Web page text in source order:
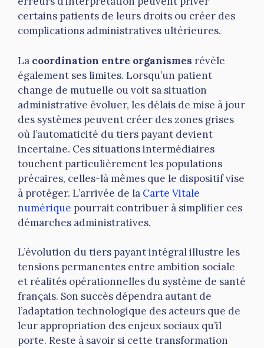
certains patients de leurs droits ou créer des
complications administratives ultérieures.
La coordination entre organismes révèle
également ses limites. Lorsqu’un patient
change de mutuelle ou voit sa situation
administrative évoluer, les délais de mise à jour
des systèmes peuvent créer des zones grises
où l’automaticité du tiers payant devient
incertaine. Ces situations intermédiaires
touchent particulièrement les populations
précaires, celles-là mêmes que le dispositif vise
à protéger. L’arrivée de la Carte Vitale
numérique pourrait contribuer à simplifier ces
démarches administratives.
L’évolution du tiers payant intégral illustre les
tensions permanentes entre ambition sociale
et réalités opérationnelles du système de santé
français. Son succès dépendra autant de
l’adaptation technologique des acteurs que de
leur appropriation des enjeux sociaux qu’il
porte. Reste à savoir si cette transformation